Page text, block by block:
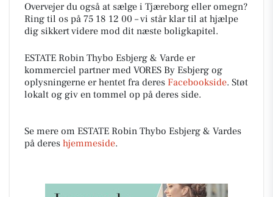
Overvejer du også at sælge i Tjæreborg eller omegn?
Ring til os på 75 18 12 00 – vi står klar til at hjælpe
dig sikkert videre mod dit næste boligkapitel.
ESTATE Robin Thybo Esbjerg & Varde er
kommerciel partner med VORES By Esbjerg og
oplysningerne er hentet fra deres Facebookside. Støt
lokalt og giv en tommel op på deres side.
Se mere om ESTATE Robin Thybo Esbjerg & Vardes
på deres hjemmeside.